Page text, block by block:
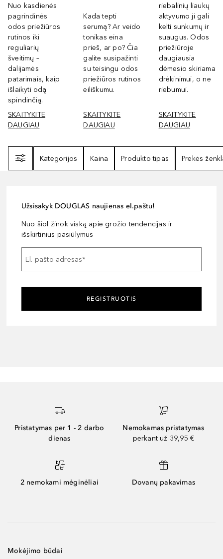
Nuo kasdienės
pagrindinės
odos priežiūros
rutinos iki
reguliarių
šveitimų –
dalijamės
patarimais, kaip
išlaikyti odą
spindinčią.
SKAITYKITE
DAUGIAU
Kada tepti
serumą? Ar veido
tonikas eina
prieš, ar po? Čia
galite susipažinti
su teisingu odos
priežiūros rutinos
eiliškumu.
SKAITYKITE
DAUGIAU
riebalinių liaukų
aktyvumo ji gali
kelti sunkumų ir
suaugus. Odos
priežiūroje
daugiausia
dėmesio skiriama
drėkinimui, o ne
riebumui.
SKAITYKITE
DAUGIAU
Kategorijos
Kaina Produkto tipas Prekės
Užsisakyk DOUGLAS naujienas el.paštu!
Nuo šiol žinok viską apie grožio tendencijas ir
išskirtinius pasiūlymus
El. pašto adresas*
REGISTRUOTIS
Pristatymas per 1 - 2 darbo
dienas
Nemokamas pristatymas
perkant už 39,95 €
2 nemokami mėginėliai Dovanų pakavimas
Mokėjimo būdai